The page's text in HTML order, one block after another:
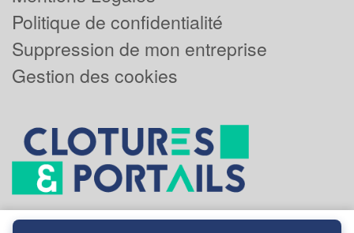
Politique de confidentialité
Suppression de mon entreprise
Gestion des cookies